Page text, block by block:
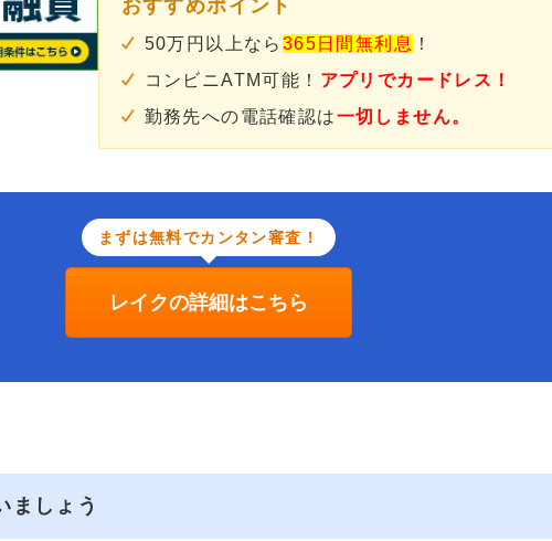
おすすめポイント
50万円以上なら 365日間無利息 ！
コンビニATM可能！ アプリでカードレス！
勤務先への電話確認は一切しません。
まずは無料でカンタン審査！
レイクの詳細はこちら
ましょう